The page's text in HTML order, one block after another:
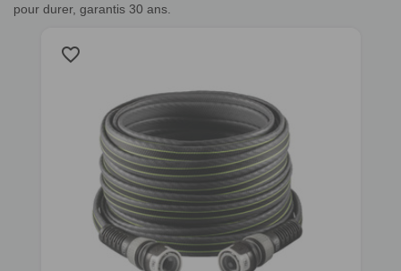
pour durer, garantis 30 ans.
favorite_border